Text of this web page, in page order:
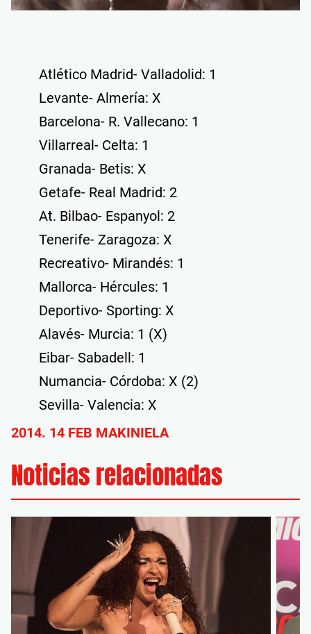
Atlético Madrid- Valladolid: 1
Levante- Almería: X
Barcelona- R. Vallecano: 1
Villarreal- Celta: 1
Granada- Betis: X
Getafe- Real Madrid: 2
At. Bilbao- Espanyol: 2
Tenerife- Zaragoza: X
Recreativo- Mirandés: 1
Mallorca- Hércules: 1
Deportivo- Sporting: X
Alavés- Murcia: 1 (X)
Eibar- Sabadell: 1
Numancia- Córdoba: X (2)
Sevilla- Valencia: X
2014. 14 FEB MAKINIELA
Noticias relacionadas